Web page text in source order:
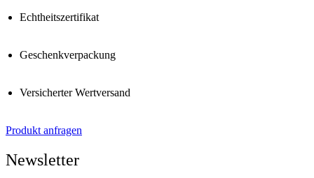
Echtheitszertifikat
Geschenkverpackung
Versicherter Wertversand
Produkt anfragen
Newsletter